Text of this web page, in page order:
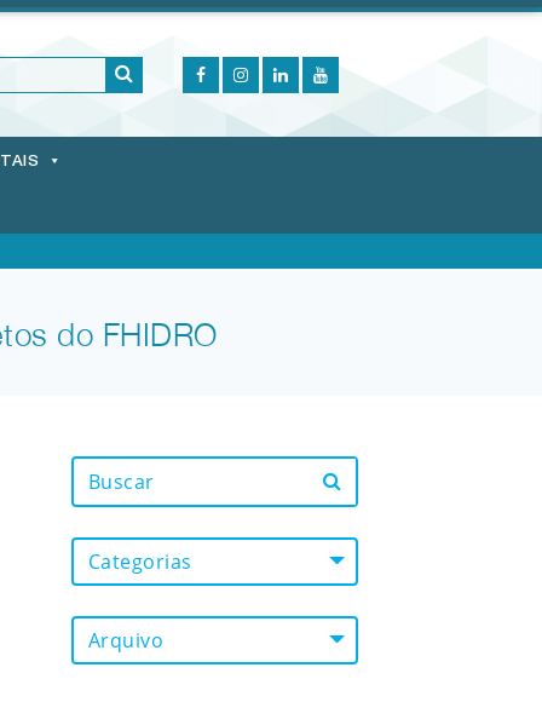
do FHIDRO
Categorias
Arquivo